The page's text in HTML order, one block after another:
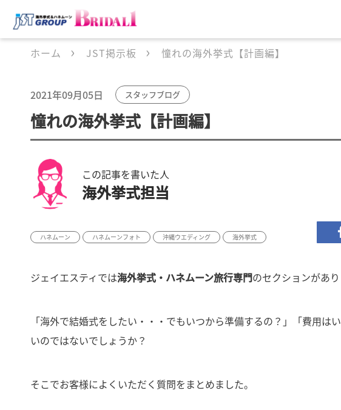
ホーム JST掲示板 憧れの海外挙式【計画編】
2021年09月05日 スタッフブログ
憧れの海外挙式【計画編】
この記事を書いた人
海外挙式担当
ハネムーン ハネムーンフォト 沖縄ウエディング 海外挙式
ジェイエスティでは海外挙式・ハネムーン旅行専門のセクションがあり
「海外で結婚式をしたい・・・でもいつから準備するの？」「費用は
いのではないでしょうか？
そこでお客様によくいただく質問をまとめました。